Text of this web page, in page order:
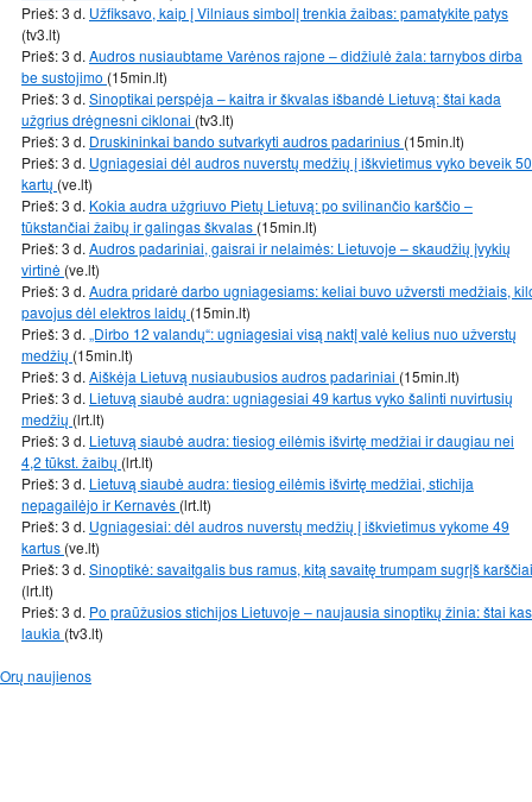
Prieš: 3 d. Užfiksavo, kaip į Vilniaus simbolį trenkia žaibas: pamatykite patys
(tv3.lt)
Prieš: 3 d. Audros nusiaubtame Varėnos rajone – didžiulė žala: tarnybos dirba
be sustojimo (15min.lt)
Prieš: 3 d. Sinoptikai perspėja – kaitra ir škvalas išbandė Lietuvą: štai kada
užgrius drėgnesni ciklonai (tv3.lt)
Prieš: 3 d. Druskininkai bando sutvarkyti audros padarinius (15min.lt)
Prieš: 3 d. Ugniagesiai dėl audros nuverstų medžių į iškvietimus vyko beveik 50
kartų (ve.lt)
Prieš: 3 d. Kokia audra užgriuvo Pietų Lietuvą: po svilinančio karščio –
tūkstančiai žaibų ir galingas škvalas (15min.lt)
Prieš: 3 d. Audros padariniai, gaisrai ir nelaimės: Lietuvoje – skaudžių įvykių
virtinė (ve.lt)
Prieš: 3 d. Audra pridarė darbo ugniagesiams: keliai buvo užversti medžiais,
pavojus dėl elektros laidų (15min.lt)
Prieš: 3 d. „Dirbo 12 valandų“: ugniagesiai visą naktį valė kelius nuo užverstų
medžių (15min.lt)
Prieš: 3 d. Aiškėja Lietuvą nusiaubusios audros padariniai (15min.lt)
Prieš: 3 d. Lietuvą siaubė audra: ugniagesiai 49 kartus vyko šalinti nuvirtusių
medžių (lrt.lt)
Prieš: 3 d. Lietuvą siaubė audra: tiesiog eilėmis išvirtę medžiai ir daugiau nei
4,2 tūkst. žaibų (lrt.lt)
Prieš: 3 d. Lietuvą siaubė audra: tiesiog eilėmis išvirtę medžiai, stichija
nepagailėjo ir Kernavės (lrt.lt)
Prieš: 3 d. Ugniagesiai: dėl audros nuverstų medžių į iškvietimus vykome 49
kartus (ve.lt)
Prieš: 3 d. Sinoptikė: savaitgalis bus ramus, kitą savaitę trumpam sugrįš karščiai
(lrt.lt)
Prieš: 3 d. Po praūžusios stichijos Lietuvoje – naujausia sinoptikų žinia: štai kas
laukia (tv3.lt)
Orų naujienos